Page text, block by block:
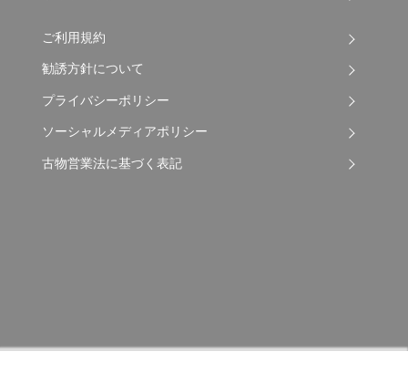
ご利用規約
勧誘方針について
プライバシーポリシー
ソーシャルメディアポリシー
古物営業法に基づく表記